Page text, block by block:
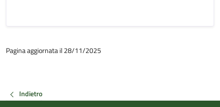
Pagina aggiornata il 28/11/2025
Indietro